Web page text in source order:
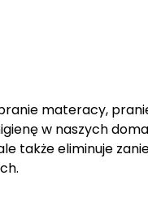
materacy,
w naszych
także eliminuje